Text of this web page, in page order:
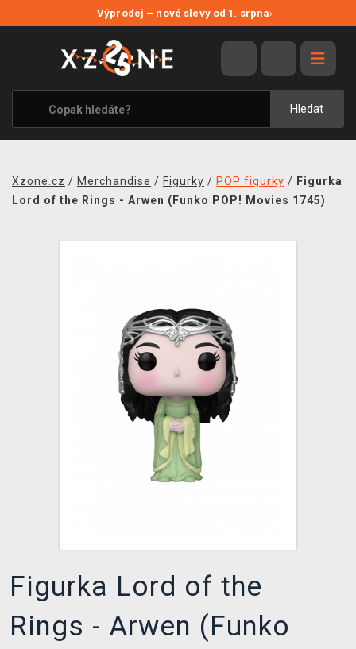
Výprodej – nové slevy od 1. srpna›
Hledat
VÝPRODEJ
VIDEOHRY
XZONE ORIGINALS
TÉMATIKY
MERCHANDISE
TCG & BOARDGAME HUB
Xzone.cz / Merchandise / Figurky / POP figurky / Figurka
Lord of the Rings - Arwen (Funko POP! Movies 1745)
Figurka Lord of the
Rings - Arwen (Funko